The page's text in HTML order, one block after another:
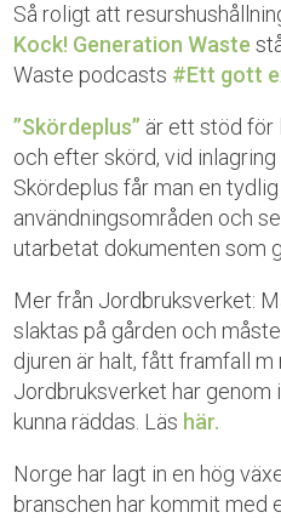
Så roligt att
Kock! Generation Waste
Waste podcasts #Ett gott
”Skördeplus” är ett stöd för
och efter skörd, vid
Skördeplus får man en
användningsområden och
utarbetat dokumenten som
Mer från Jordbruksverket:
slaktas på gården och
djuren är halt, fått framfall
Jordbruksverket har
kunna räddas. Läs här.
Norge har lagt in en hög
branschen har kommit med